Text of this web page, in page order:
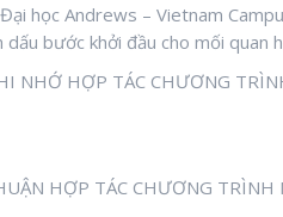
học Andrews – Vietnam
dấu bước khởi đầu cho mối
HỢP TÁC CHƯƠNG